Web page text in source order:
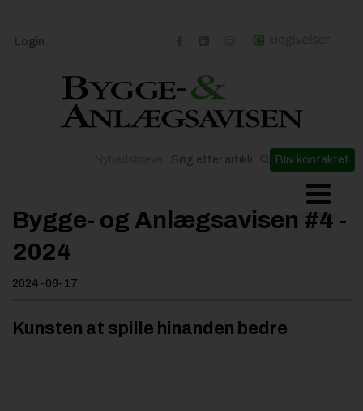
Login
Bliv kontaktet
Materialer og løsninger
Byggepladsen
Anlæg
Partnere
Bygge- og Anlægsavisen #4 -
2024
2024-06-17
Kunsten at spille hinanden bedre